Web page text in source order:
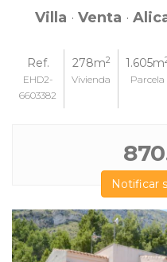
Villa · Venta ·
Ref.
EHD2-
6603382
278m2
Vivienda
1.605m
Parcela
Notificar